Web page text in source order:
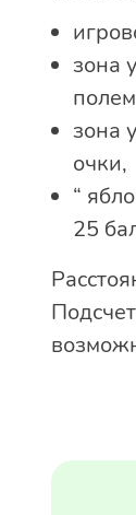
зона
зона
очки,
“
25